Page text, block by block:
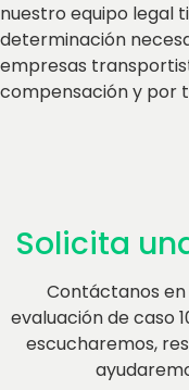
nuestro equipo legal
determinación
empresas
compensación y por
Solicita
Contáctanos
evaluación de caso
escucharemos,